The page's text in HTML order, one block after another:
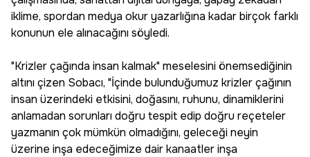
iklime, spordan medya okur yazarlığına kadar birçok farklı
konunun ele alınacağını söyledi.
"Krizler çağında insan kalmak" meselesini önemsediğinin
altını çizen Sobacı, "İçinde bulunduğumuz krizler çağının
insan üzerindeki etkisini, doğasını, ruhunu, dinamiklerini
anlamadan sorunları doğru tespit edip doğru reçeteler
yazmanın çok mümkün olmadığını, geleceği neyin
üzerine inşa edeceğimize dair kanaatler inşa